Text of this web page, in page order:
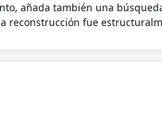
añada también una
reconstrucción fue